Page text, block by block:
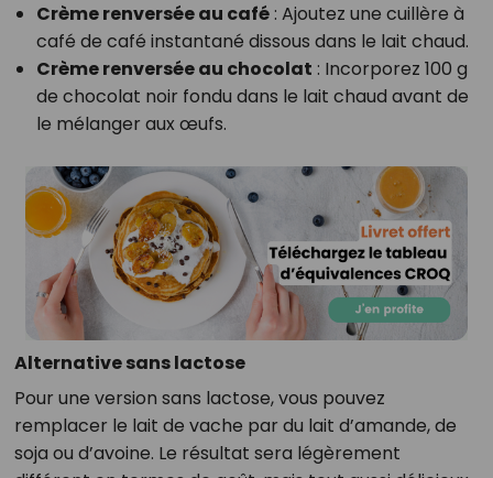
Crème renversée au café: Ajoutez une cuillère à
café de café instantané dissous dans le lait chaud.
Crème renversée au chocolat : Incorporez 100 g
de chocolat noir fondu dans le lait chaud avant de
le mélanger aux œufs.
Alternative sans lactose
Pour une version sans lactose, vous pouvez
remplacer le lait de vache par du lait d’amande, de
soja ou d’avoine. Le résultat sera légèrement